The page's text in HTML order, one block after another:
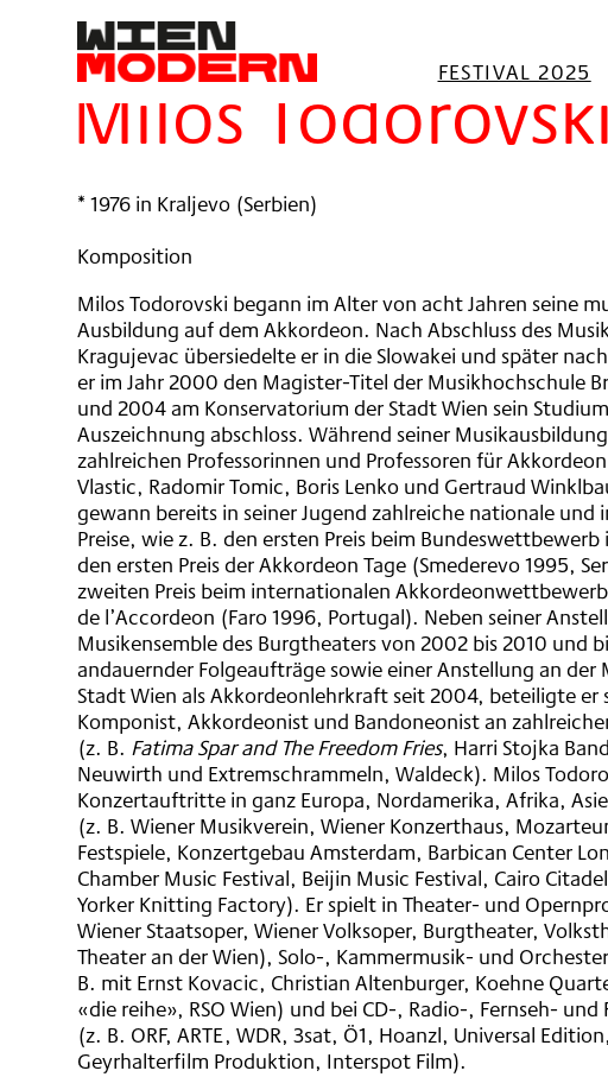
springen
FESTIVAL 2025
Filter
Miloš Todorovski
* 1976 in Kraljevo (Serbien)
Komposition
Milos Todorovski begann im Alter von acht Jahren seine
Ausbildung auf dem Akkordeon. Nach Abschluss des
Kragujevac übersiedelte er in die Slowakei und später
er im Jahr 2000 den Magister-Titel der Musikhochschule
und 2004 am Konservatorium der Stadt Wien sein
Auszeichnung abschloss. Während seiner
zahlreichen Professorinnen und Professoren für
Vlastic, Radomir Tomic, Boris Lenko und Gertraud
gewann bereits in seiner Jugend zahlreiche nationale und
Preise, wie z. B. den ersten Preis beim
den ersten Preis der Akkordeon Tage (Smederevo 1995,
zweiten Preis beim internationalen
de l’Accordeon (Faro 1996, Portugal). Neben seiner
Musikensemble des Burgtheaters von 2002 bis 2010 und
andauernder Folgeaufträge sowie einer Anstellung an der
Stadt Wien als Akkordeonlehrkraft seit 2004, beteiligte er
Komponist, Akkordeonist und Bandoneonist an
(z. B. Fatima Spar and The Freedom Fries, Harri Stojka
Neuwirth und Extremschrammeln, Waldeck). Milos
Konzertauftritte in ganz Europa, Nordamerika, Afrika,
(z. B. Wiener Musikverein, Wiener Konzerthaus,
Festspiele, Konzertgebau Amsterdam, Barbican Center
Chamber Music Festival, Beijin Music Festival, Cairo
Yorker Knitting Factory). Er spielt in Theater- und
Wiener Staatsoper, Wiener Volksoper, Burgtheater,
Theater an der Wien), Solo-, Kammermusik- und
B. mit Ernst Kovacic, Christian Altenburger, Koehne
«die reihe», RSO Wien) und bei CD-, Radio-, Fernseh-
(z. B. ORF, ARTE, WDR, 3sat, Ö1, Hoanzl, Universal
Geyrhalterfilm Produktion, Interspot Film).